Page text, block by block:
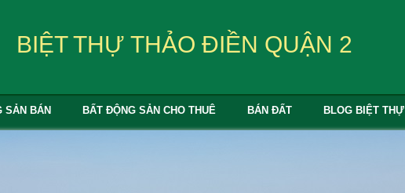
BIỆT THỰ THẢO ĐIỀN QUẬN 2
SẢN BÁN BẤT ĐỘNG SẢN CHO THUÊ BÁN ĐẤT BLOG BIỆT THỰ